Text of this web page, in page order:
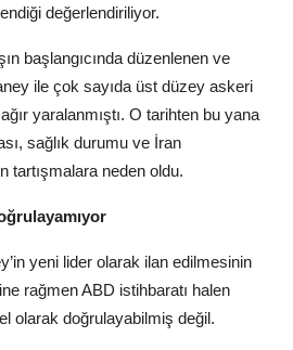
değerlendiriliyor.
başlangıcında düzenlenen ve
ile çok sayıda üst düzey askeri
yaralanmıştı. O tarihten bu yana
sağlık durumu ve İran
tartışmalara neden oldu.
yeni lider olarak ilan edilmesinin
rağmen ABD istihbaratı halen
olarak doğrulayabilmiş değil.